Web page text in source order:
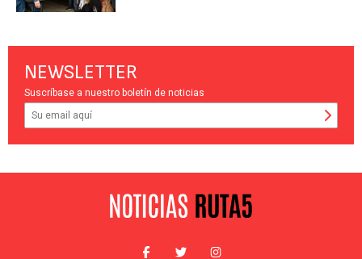
NEWSLETTER
Suscríbase a nuestro boletín de noticias